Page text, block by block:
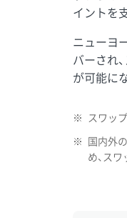
イントを
ニューヨ
バーされ
が可能に
※ スワッ
※
国内外
め、ス